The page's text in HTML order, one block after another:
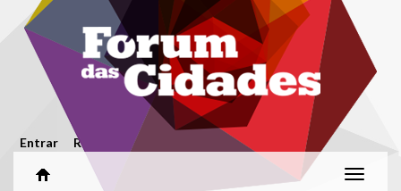
Passar para o conteúdo principal
Menu secundário
Entrar Registar
Alterar